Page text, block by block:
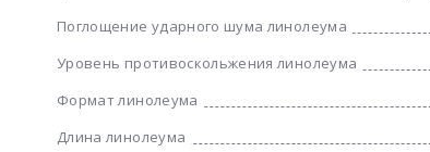
Поглощение ударного шума линолеума
Уровень противоскольжения линолеума
Формат линолеума
Длина линолеума